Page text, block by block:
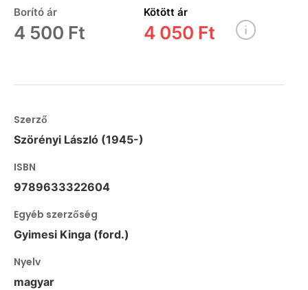
Borító ár
4 500 Ft
Kötött ár
4 050 Ft
Szerző
Szörényi László (1945-)
ISBN
9789633322604
Egyéb szerzőség
Gyimesi Kinga (ford.)
Nyelv
magyar